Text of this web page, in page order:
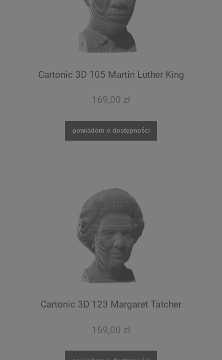
Cartonic 3D 105 Martin Luther King
169,00 zł
powiadom o dostępności
Cartonic 3D 123 Margaret Tatcher
169,00 zł